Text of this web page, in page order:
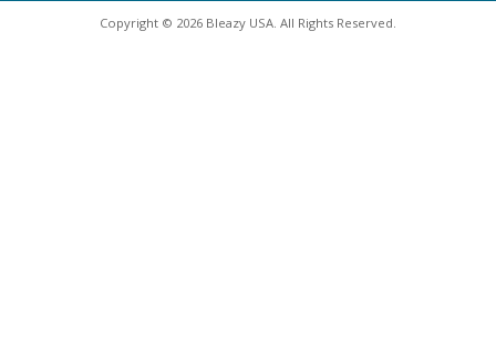
Copyright © 2026 Bleazy USA. All Rights Reserved.